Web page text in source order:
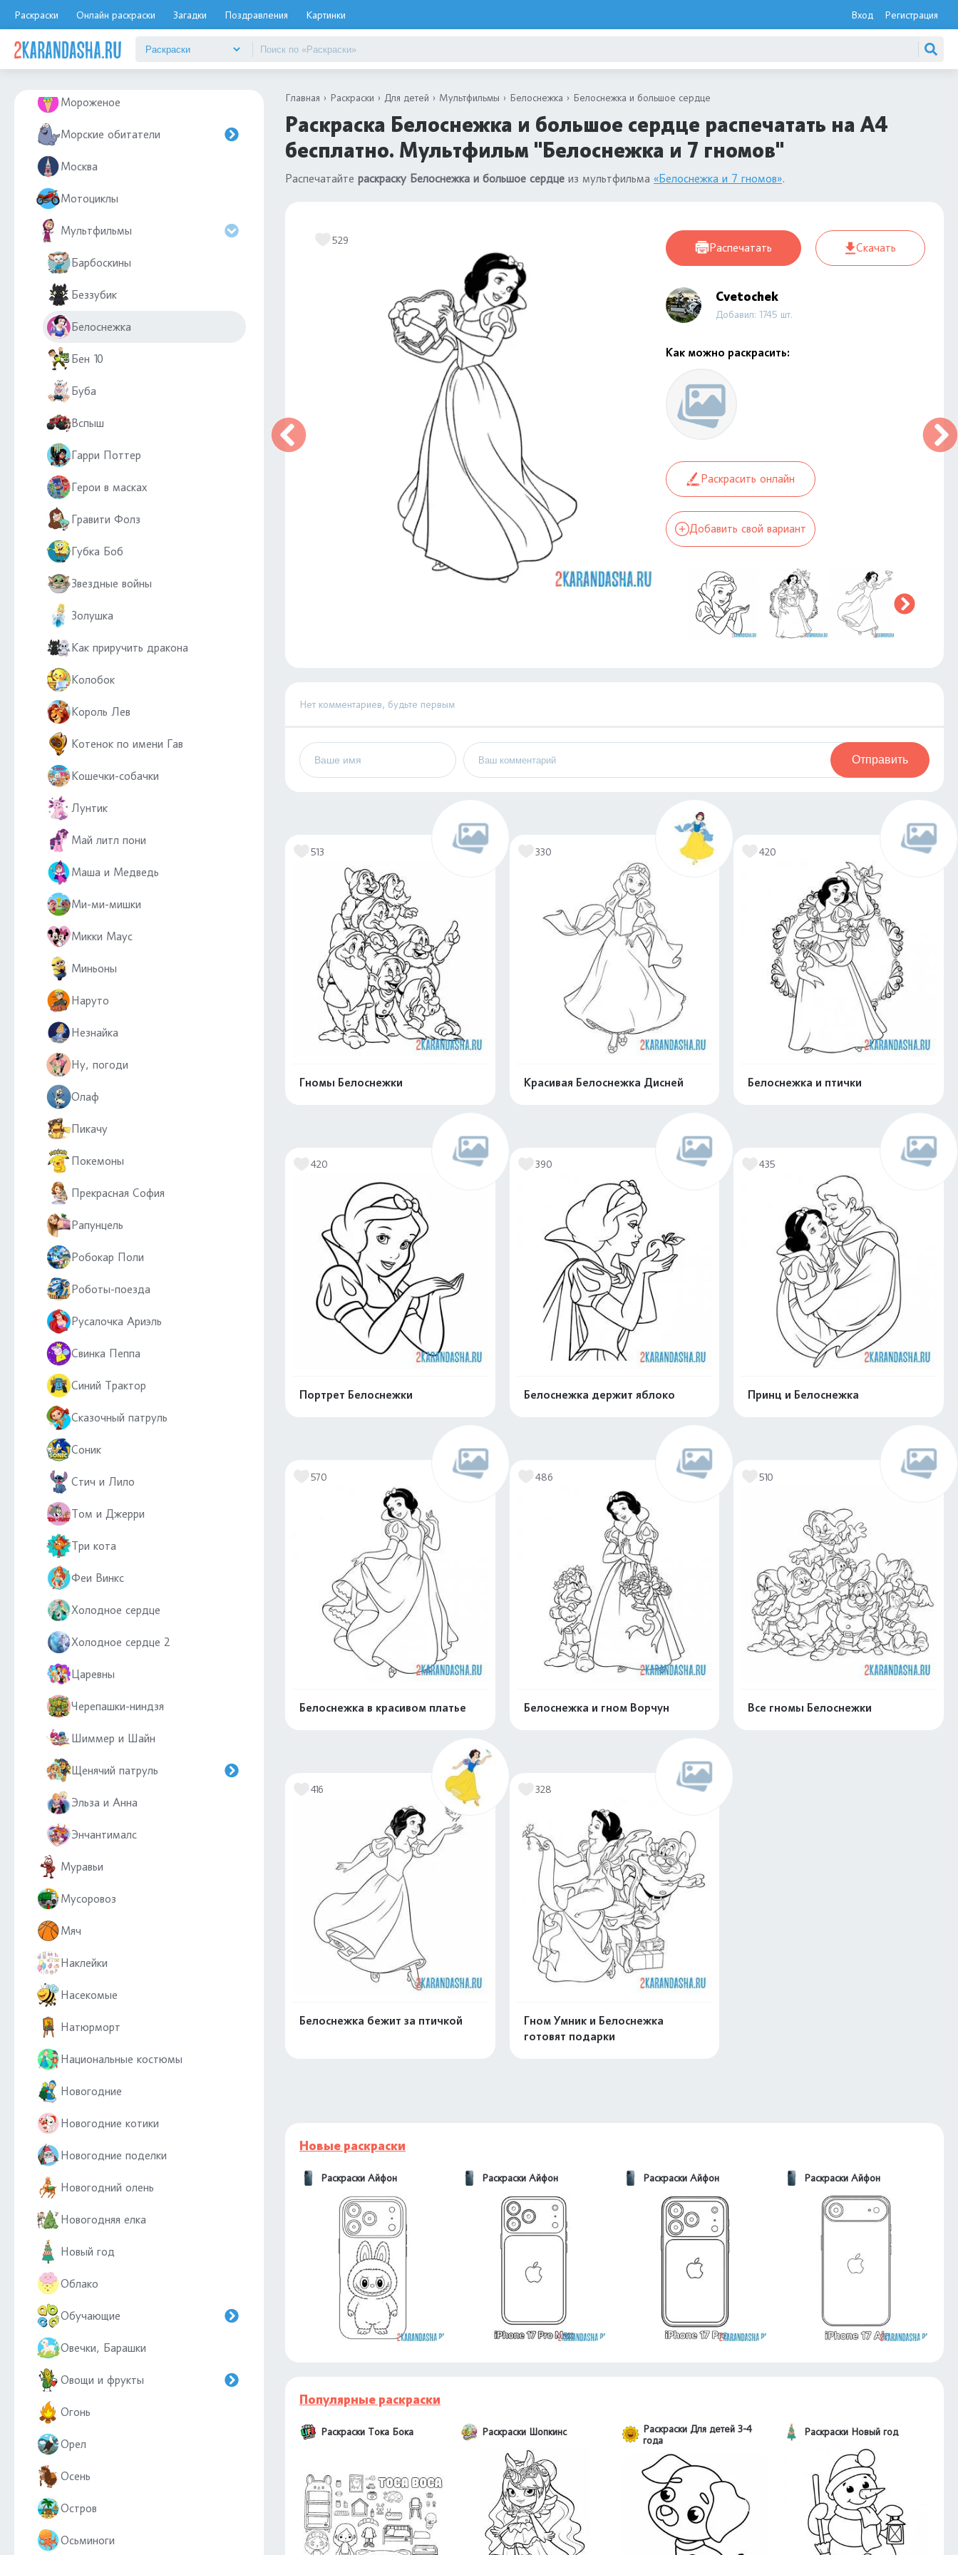
Раскраски Онлайн раскраски Загадки Поздравления Картинки Вход Регистрация
Море
Мороженое
Морские обитатели
Москва
Мотоциклы
Мультфильмы
Барбоскины
Беззубик
Белоснежка
Бен 10
Буба
Вспыш
Гарри Поттер
Герои в масках
Гравити Фолз
Губка Боб
Звездные войны
Золушка
Как приручить дракона
Колобок
Король Лев
Котенок по имени Гав
Кошечки-собачки
Лунтик
Май литл пони
Маша и Медведь
Ми-ми-мишки
Микки Маус
Миньоны
Наруто
Незнайка
Ну, погоди
Олаф
Пикачу
Покемоны
Прекрасная София
Рапунцель
Робокар Поли
Роботы-поезда
Русалочка Ариэль
Свинка Пеппа
Синий Трактор
Сказочный патруль
Соник
Стич и Лило
Том и Джерри
Три кота
Феи Винкс
Холодное сердце
Холодное сердце 2
Царевны
Черепашки-ниндзя
Шиммер и Шайн
Щенячий патруль
Эльза и Анна
Энчантималс
Муравьи
Мусоровоз
Мяч
Наклейки
Насекомые
Натюрморт
Национальные костюмы
Новогодние
Новогодние котики
Новогодние поделки
Новогодний олень
Новогодняя елка
Новый год
Облако
Обучающие
Овечки, Барашки
Овощи и фрукты
Огонь
Орел
Осень
Остров
Осьминоги
Главная Раскраски Для детей Мультфильмы Белоснежка Белоснежка и большое сердце
Раскраска Белоснежка и большое сердце распечатать на А4
бесплатно. Мультфильм "Белоснежка и 7 гномов"
Распечатайте раскраску Белоснежка и большое сердце из мультфильма «Белоснежка и 7 гномов».
529
Распечатать Скачать
Cvetochek
Добавил: 1745 шт.
Как можно раскрасить:
Раскрасить онлайн
Добавить свой вариант
Нет комментариев, будьте первым
Отправить
513
Гномы Белоснежки
330
Красивая Белоснежка Дисней
420
Белоснежка и птички
420
Портрет Белоснежки
390
Белоснежка держит яблоко
435
Принц и Белоснежка
570
Белоснежка в красивом платье
486
Белоснежка и гном Ворчун
510
Все гномы Белоснежки
416
Белоснежка бежит за птичкой
328
Гном Умник и Белоснежка
готовят подарки
Новые раскраски
Раскраски Айфон Раскраски Айфон Раскраски Айфон Раскраски Айфон
Популярные раскраски
Раскраски Тока Бока Раскраски Шопкинс
Раскраски Для детей 3-4
года
Раскраски Новый год